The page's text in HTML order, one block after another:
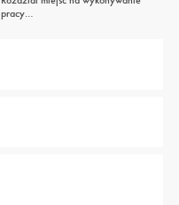
pracy…